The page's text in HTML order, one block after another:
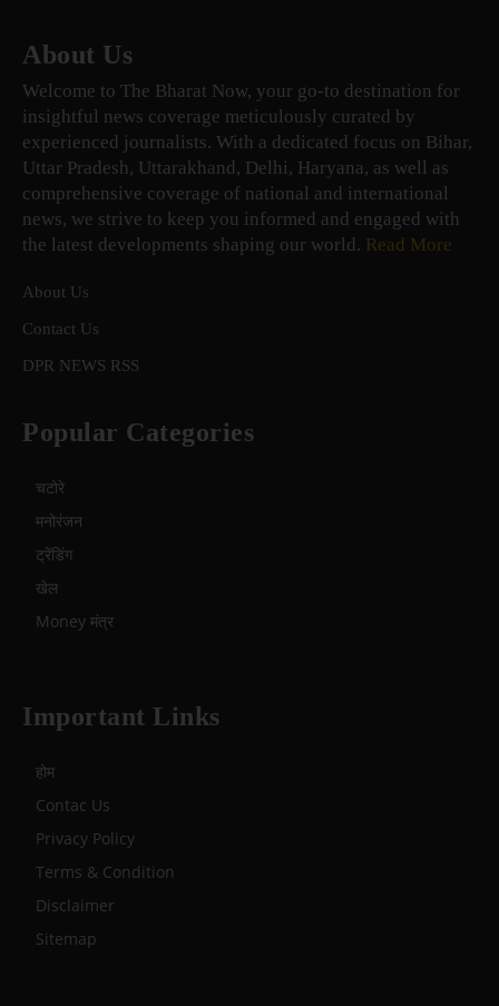
About Us
Welcome to The Bharat Now, your go-to destination for
insightful news coverage meticulously curated by
experienced journalists. With a dedicated focus on Bihar,
Uttar Pradesh, Uttarakhand, Delhi, Haryana, as well as
comprehensive coverage of national and international
news, we strive to keep you informed and engaged with
the latest developments shaping our world. Read More
About Us
Contact Us
DPR NEWS RSS
Popular Categories
चटोरे
मनोरंजन
ट्रेंडिंग
खेल
Money मंत्र
Important Links
होम
Contac Us
Privacy Policy
Terms & Condition
Disclaimer
Sitemap